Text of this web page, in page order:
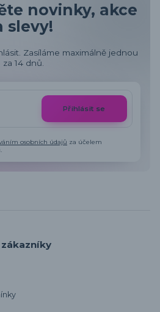
novinky, akce
slevy!
Zasíláme maximálně jednou
za 14 dnů.
Přihlásit se
osobních údajů za účelem